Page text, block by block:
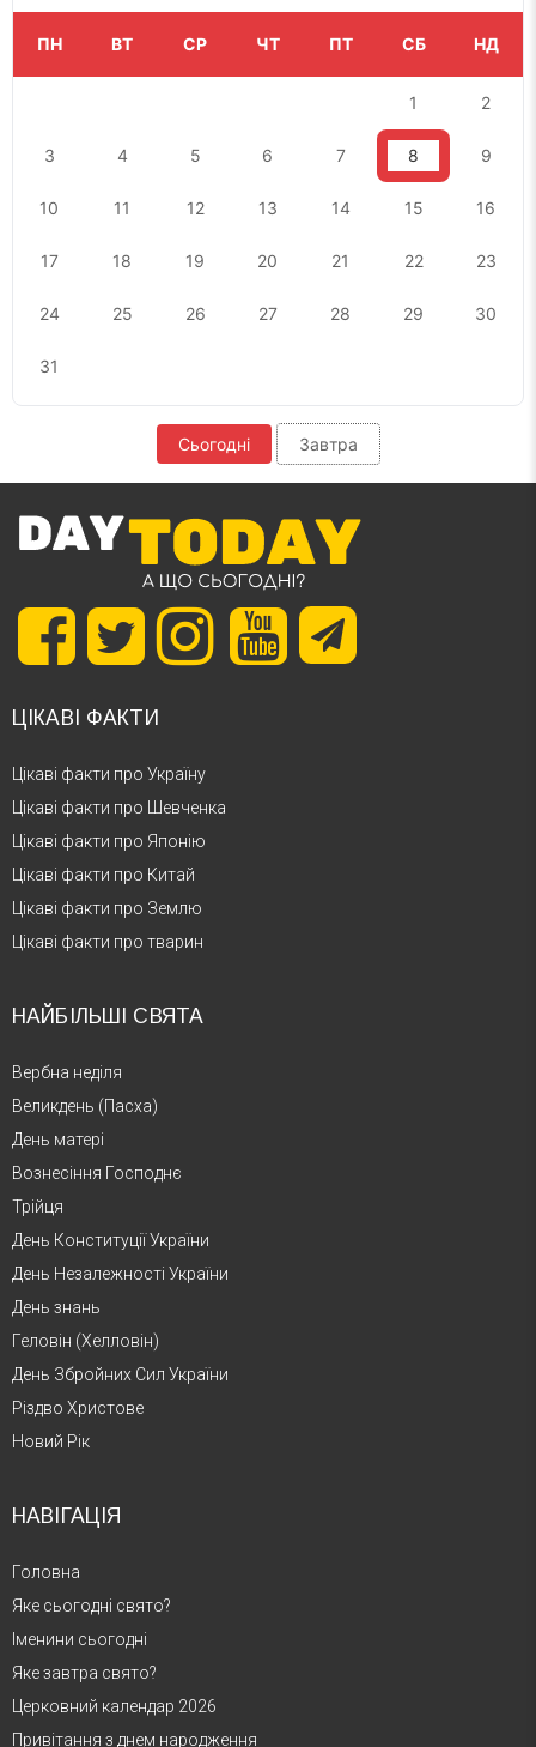
ПН ВТ СР ЧТ ПТ СБ НД
1 2
3 4 5 6 7 8 9
10 11 12 13 14 15 16
17 18 19 20 21 22 23
24 25 26 27 28 29 30
31
Сьогодні Завтра
ЦІКАВІ ФАКТИ
Цікаві факти про Україну
Цікаві факти про Шевченка
Цікаві факти про Японію
Цікаві факти про Китай
Цікаві факти про Землю
Цікаві факти про тварин
НАЙБІЛЬШІ СВЯТА
Вербна неділя
Великдень (Пасха)
День матері
Вознесіння Господнє
Трійця
День Конституції України
День Незалежності України
День знань
Геловін (Хелловін)
День Збройних Сил України
Різдво Христове
Новий Рік
НАВІГАЦІЯ
Головна
Яке сьогодні свято?
Іменини сьогодні
Яке завтра свято?
Церковний календар 2026
Привітання з днем народження